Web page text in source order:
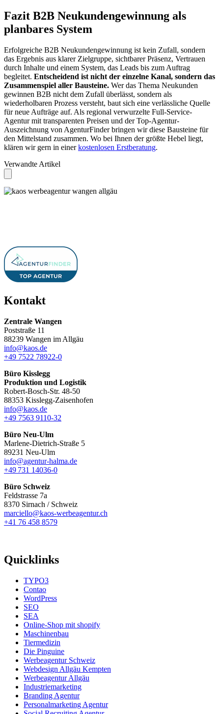
Fazit B2B Neukundengewinnung als
planbares System
Erfolgreiche B2B Neukundengewinnung ist kein Zufall, sondern
das Ergebnis aus klarer Zielgruppe, sichtbarer Präsenz, Vertrauen
durch Inhalte und einem System, das Leads bis zum Auftrag
begleitet. Entscheidend ist nicht der einzelne Kanal, sondern das
Zusammenspiel aller Bausteine. Wer das Thema Neukunden
gewinnen B2B nicht dem Zufall überlässt, sondern als
wiederholbaren Prozess versteht, baut sich eine verlässliche Quelle
für neue Aufträge auf. Als regional verwurzelte Full-Service-
Agentur mit transparenten Preisen und der Top-Agentur-
Auszeichnung von AgenturFinder bringen wir diese Bausteine für
den Mittelstand zusammen. Wo bei Ihnen der größte Hebel liegt,
klären wir gern in einerkostenlosen Erstberatung.
Verwandte Artikel
Kontakt
Zentrale Wangen
Poststraße 11
88239 Wangen im Allgäu
info@kaos.de
+49 7522 78922-0
Büro Kisslegg
Produktion und Logistik
Robert-Bosch-Str. 48-50
88353 Kisslegg-Zaisenhofen
info@kaos.de
+49 7563 9110-32
Büro Neu-Ulm
Marlene-Dietrich-Straße 5
89231 Neu-Ulm
info@agentur-halma.de
+49 731 14036-0
Büro Schweiz
Feldstrasse 7a
8370 Sirnach / Schweiz
marciello@kaos-werbeagentur.ch
+41 76 458 8579
Quicklinks
TYPO3
Contao
WordPress
SEO
SEA
Online-Shop mit shopify
Maschinenbau
Tiermedizin
Die Pinguine
Werbeagentur Schweiz
Webdesign Allgäu Kempten
Werbeagentur Allgäu
Industriemarketing
Branding Agentur
Personalmarketing Agentur